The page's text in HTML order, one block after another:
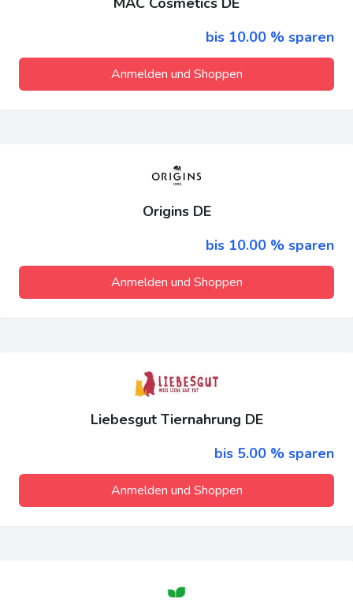
bis 10.00 % sparen
Anmelden und Shoppen
Origins DE
bis 10.00 % sparen
Anmelden und Shoppen
Liebesgut Tiernahrung DE
bis 5.00 % sparen
Anmelden und Shoppen